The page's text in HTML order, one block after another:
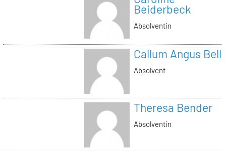
Beiderbeck
Absolventin
Callum Angus Bell
Absolvent
Theresa Bender
Absolventin